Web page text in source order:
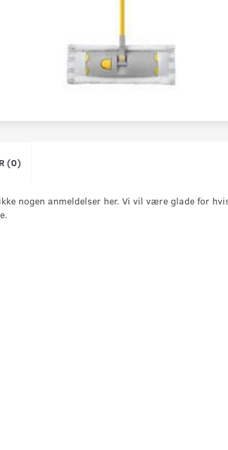
(0)
nogen anmeldelser her. Vi vil være glade for